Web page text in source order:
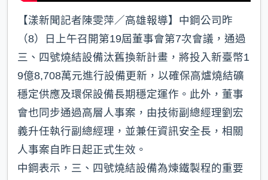
【漾新聞記者陳雯萍／高雄報導】中鋼公司⁠昨
（8）日上午召開第19屆董事會第7次會議，通過
三、四號燒結設備汰舊換新計畫，將投入新臺幣1
9億8,708萬元進行設備更新，以確保高爐燒結礦
穩定供應及環保設備長期穩定運作。此外，董事
會也同步通過高層人事案，由技術副總經理劉宏
義升任執行副總經理，並兼任資訊安全長，相關
人事案自昨日起正式生效。
中鋼表示，三、四號燒結設備為煉鐵製程的重要